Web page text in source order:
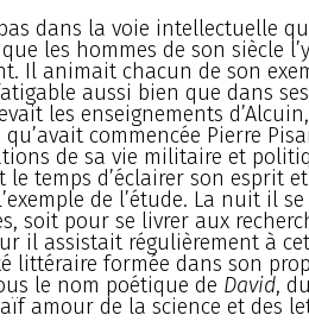
dans la voie intellectuelle
les hommes de son siècle
Il animait chacun de son
aussi bien que dans
les enseignements
commencée Pierre
de sa vie militaire et
temps d’éclairer son esprit
de l’étude. La nuit il
soit pour se livrer aux
il assistait régulièrement à
littéraire formée dans son
le nom poétique de David,
amour de la science et des